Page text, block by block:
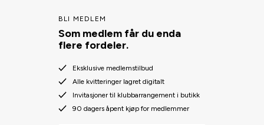
BLI MEDLEM
Som medlem får du enda
flere fordeler.
Eksklusive medlemstilbud
Alle kvitteringer lagret digitalt
Invitasjoner til klubbarrangement i butikk
90 dagers åpent kjøp for medlemmer